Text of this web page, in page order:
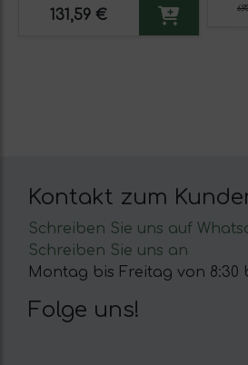
131,59 €
Kontakt zum
Schreiben Sie uns auf
Schreiben Sie uns an
Montag bis Freitag von 8:30
Folge uns!